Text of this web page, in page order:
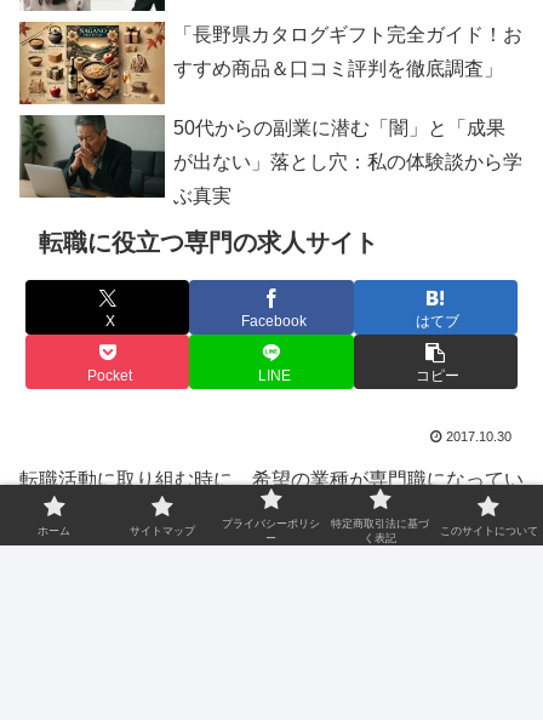
「長野県カタログギフト完全ガイド！お
すすめ商品＆口コミ評判を徹底調査」
50代からの副業に潜む「闇」と「成果
が出ない」落とし穴：私の体験談から学
ぶ真実
転職に役立つ専門の求人サイト
X Facebook はてブ
Pocket LINE コピー
2017.10.30
転職活動に取り組む時に、希望の業種が専門職になってい
る人は、その専門の分野の求人を集めてあるような求人サ
イトを利用する方が効率的です。
ホーム サイトマップ
プライバシーポリシ
ー
特定商取引法に基づ
く表記
このサイトについて